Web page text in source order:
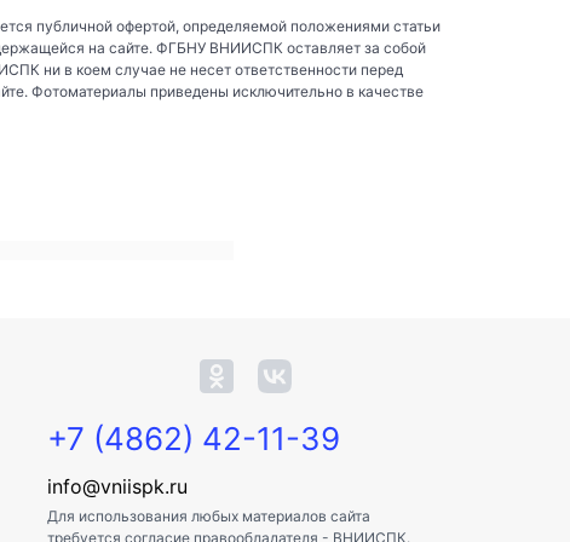
публичной офертой, определяемой положениями статьи
на сайте. ФГБНУ ВНИИСПК оставляет за собой
ни в коем случае не несет ответственности перед
Фотоматериалы приведены исключительно в качестве
+7 (4862) 42-11-39
info@vniispk.ru
Для использования любых материалов сайта
требуется согласие правообладателя - ВНИИСПК.